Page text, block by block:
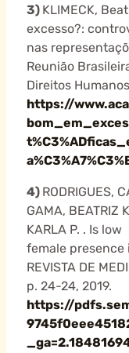
3) KLIMECK,
excesso?:
nas
Reunião
Direitos
https://
4) RODRIGUES,
GAMA, BEATRIZ
KARLA P. . Is low
female presence
REVISTA DE
p. 24-24, 2019.
https://